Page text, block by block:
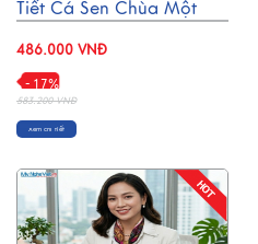
Tiết Cá Sen Chùa Một
KLPM01-1
486.000 VNĐ
- 17%
583.200 VNĐ
Xem chi tiết